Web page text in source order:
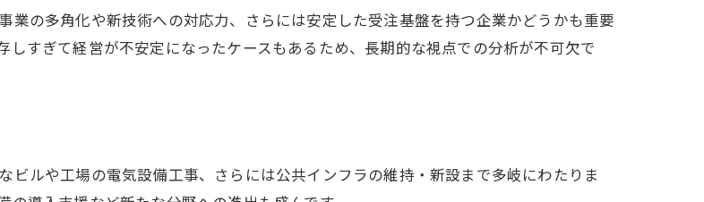
会社年収ランキングで見る企業選び
会社 大手と中小のランキング比較法
会社年収ランキング活用のコツ
の多角化や新技術への対応力、さらには安定した受注基盤を持つ企業かどうかも重要
すぎて経営が不安定になったケースもあるため、長期的な視点での分析が不可欠で
ルや工場の電気設備工事、さらには公共インフラの維持・新設まで多岐にわたりま